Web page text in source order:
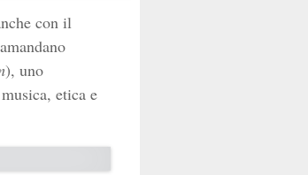
con il
), uno
etica e